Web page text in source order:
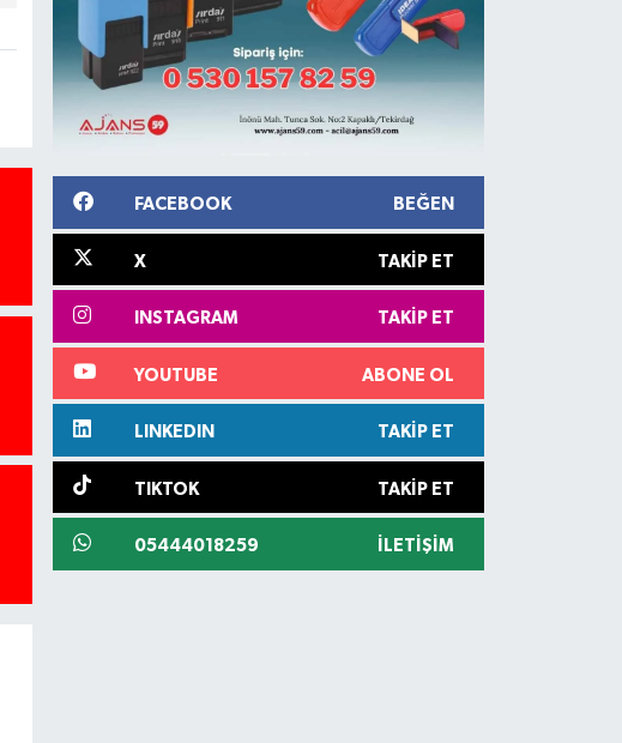
FACEBOOK BEĞEN
X TAKIP ET
INSTAGRAM TAKIP ET
YOUTUBE ABONE OL
LINKEDIN TAKIP ET
TIKTOK TAKIP ET
05444018259 İLETIŞIM